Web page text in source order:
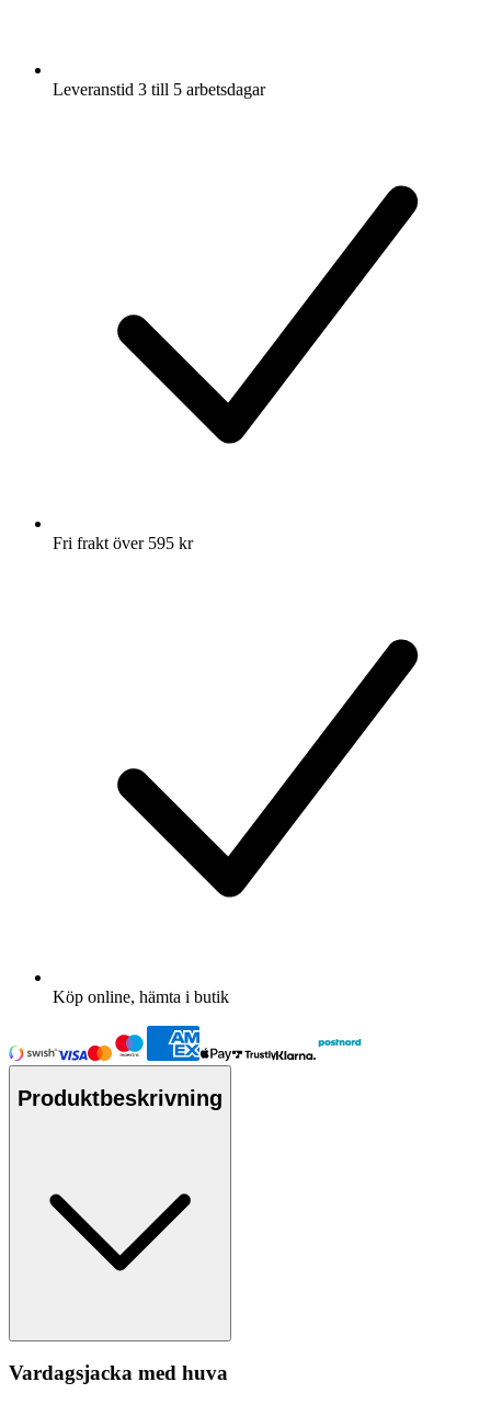
Leveranstid 3 till 5 arbetsdagar
Fri frakt över 595 kr
Köp online, hämta i butik
Produktbeskrivning
Vardagsjacka med huva